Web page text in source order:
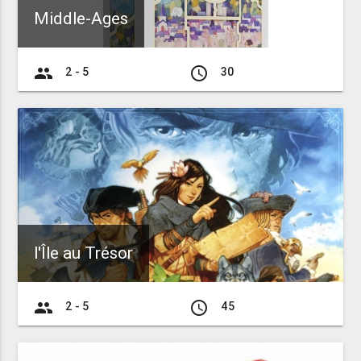
Middle-Ages
group 2 - 5 access_time 30
l'Île au Trésor
group 2 - 5 access_time 45